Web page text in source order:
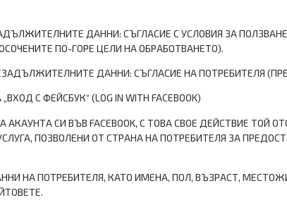
ДАННИ: СЪГЛАСИЕ С УСЛОВИЯ ЗА
ПО-ГОРЕ ЦЕЛИ НА ОБРАБОТВАНЕТО).
ДАННИ: СЪГЛАСИЕ НА ПОТРЕБИТЕЛЯ
С ФЕЙСБУК“ (LOG IN WITH FACEBOOK)
СИ ВЪВ FACEBOOK, С ТОВА СВОЕ ДЕЙСТВИЕ
ПОЗВОЛЕНИ ОТ СТРАНА НА ПОТРЕБИТЕЛЯ ЗА
НА ПОТРЕБИТЕЛЯ, КАТО ИМЕНА, ПОЛ, ВЪЗРАСТ,